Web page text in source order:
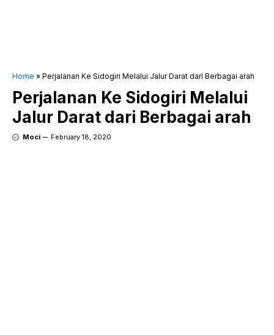
Home » Perjalanan Ke Sidogiri Melalui Jalur Darat dari Berbagai arah
Perjalanan Ke Sidogiri Melalui
Jalur Darat dari Berbagai arah
Moci February 18, 2020